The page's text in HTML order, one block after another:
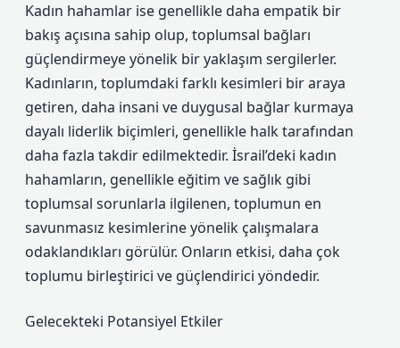
Kadın hahamlar ise genellikle daha empatik bir
bakış açısına sahip olup, toplumsal bağları
güçlendirmeye yönelik bir yaklaşım sergilerler.
Kadınların, toplumdaki farklı kesimleri bir araya
getiren, daha insani ve duygusal bağlar kurmaya
dayalı liderlik biçimleri, genellikle halk tarafından
daha fazla takdir edilmektedir. İsrail’deki kadın
hahamların, genellikle eğitim ve sağlık gibi
toplumsal sorunlarla ilgilenen, toplumun en
savunmasız kesimlerine yönelik çalışmalara
odaklandıkları görülür. Onların etkisi, daha çok
toplumu birleştirici ve güçlendirici yöndedir.
Gelecekteki Potansiyel Etkiler